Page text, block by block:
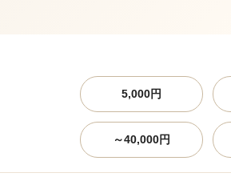
5,000円
～40,000円